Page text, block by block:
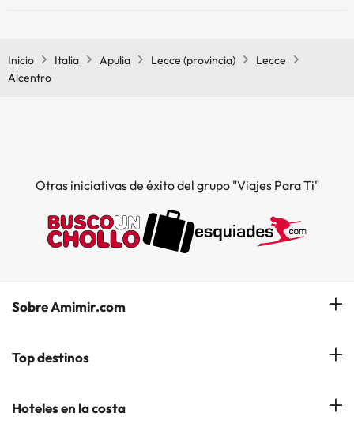
Inicio Italia Apulia Lecce (provincia)
Lecce
Alcentro
Otras iniciativas de éxito del grupo "Viajes Para Ti"
Sobre Amimir.com
¿Quiénes somos?
Gestionar mi reserva
Top destinos
Hoteles en Salou
Hoteles en la costa